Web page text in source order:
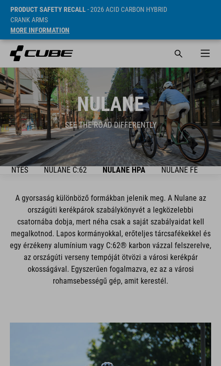
PRODUCT SAFETY RECALL- 2026 ACID CARBON HYBRID
CRANK ARMS
MORE INFORMATION
NULANE
SEE THE ROAD DIFFERENTLY
NULANE C:62 NULANE HPA NULANE FE
A gyorsaság különböző formákban jelenik meg. A Nulane az
országúti kerékpárok szabálykönyvét a legközelebbi
csatornába dobja, mert néha csak a saját szabályaidat kell
megalkotnod. Lapos kormányokkal, erőteljes tárcsafékekkel és
egy érzékeny alumínium vagy C:62® karbon vázzal felszerelve,
az országúti verseny tempóját ötvözi a városi kerékpár
okosságával. Egyszerűen fogalmazva, ez az a városi
rohamsebességű gép, amit kerestél.